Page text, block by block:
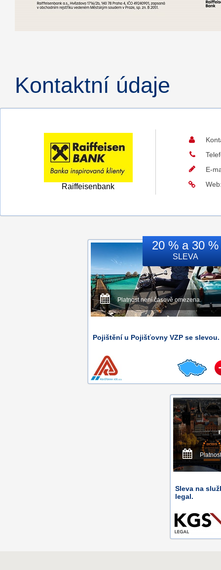
Kontaktní údaje
Raiffeisenbank
E-
20 % a 30 %
SLEVA
Platnost není časově omezena.
Pojištění u Pojišťovny VZP se slevou.
Sleva na
legal.